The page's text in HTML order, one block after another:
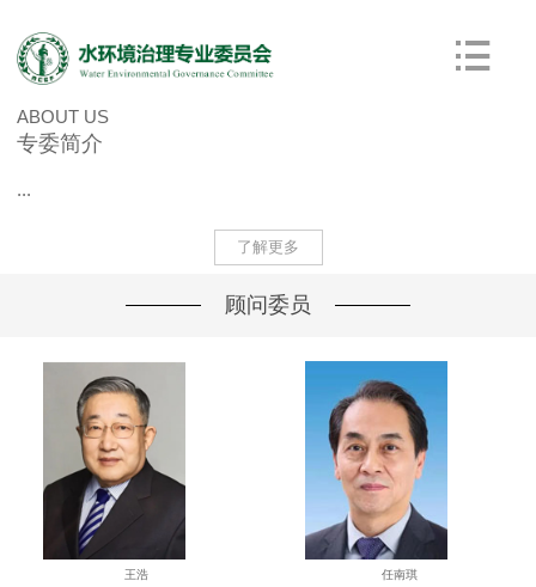
ABOUT US
专委简介
...
了解更多
顾问委员
王浩 任南琪